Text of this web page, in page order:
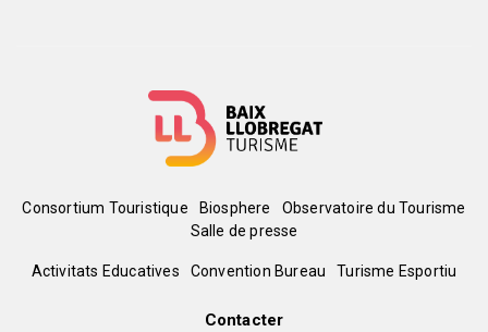
Menú
del
Consortium Touristique Biosphere
Observatoire du Tourisme
Salle de presse
Peu
Activitats Educatives Convention Bureau Turisme Esportiu
Contacter